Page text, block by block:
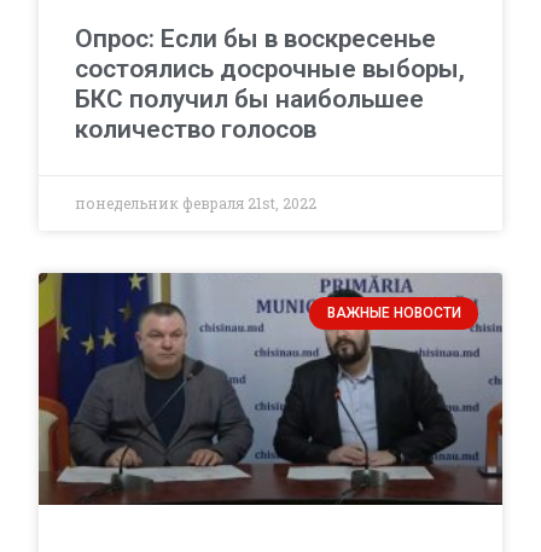
Опрос: Если бы в воскресенье
состоялись досрочные выборы,
БКС получил бы наибольшее
количество голосов
понедельник февраля 21st, 2022
ВАЖНЫЕ НОВОСТИ